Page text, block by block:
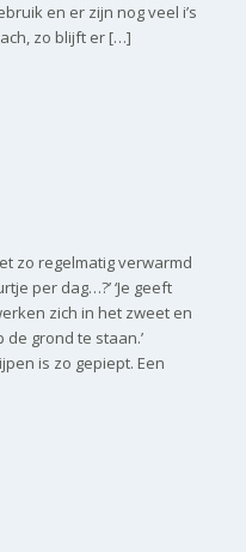
en er zijn nog veel i’s
zo blijft er […]
zo regelmatig verwarmd
per dag…?’ ‘Je geeft
zich in het zweet en
grond te staan.’
is zo gepiept. Een